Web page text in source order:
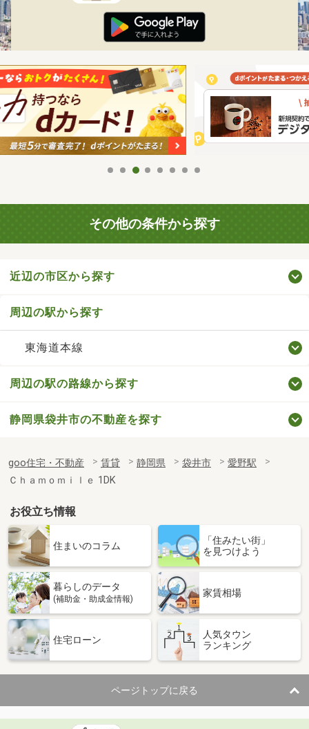
その他の条件から探す
近辺の市区から探す
周辺の駅から探す
東海道本線
周辺の駅の路線から探す
静岡県袋井市の不動産を探す
goo住宅・不動産 賃貸 静岡県 袋井市
愛野駅
Ｃｈａｍｏｍｉｌｅ 1DK
お役立ち情報
住まいのコラム
「住みたい街」
を見つけよう
暮らしのデータ
(補助金・助成金情報)
家賃相場
住宅ローン
人気タウン
ランキング
ページトップに戻る